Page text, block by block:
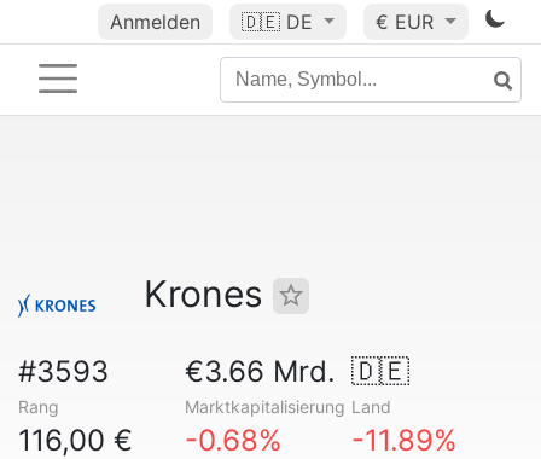
Anmelden 🇩🇪 DE € EUR
Krones
#3593
Rang
€3.66 Mrd.
Marktkapitalisierung
🇩🇪
Land
116,00 € -0.68% -11.89%